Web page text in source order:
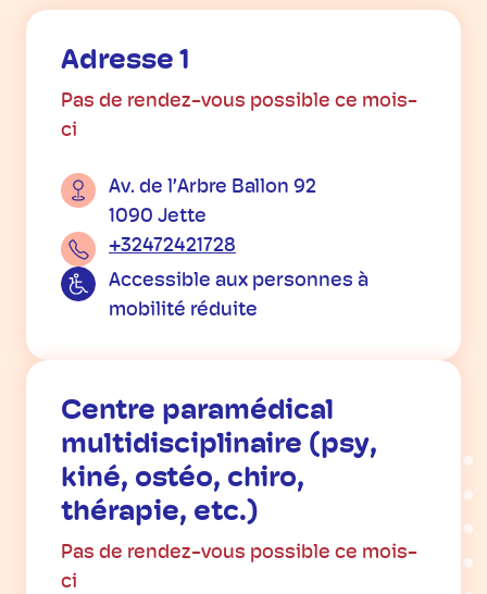
Adresse 1
Pas de rendez-vous possible ce mois-
ci
Av. de l’Arbre Ballon 92
1090 Jette
+32472421728
Accessible aux personnes à
mobilité réduite
Centre paramédical
multidisciplinaire (psy,
kiné, ostéo, chiro,
thérapie, etc.)
Pas de rendez-vous possible ce mois-
ci